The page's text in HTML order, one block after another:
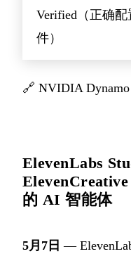
Verified（正确配
件）
🔗 NVIDIA
ElevenLabs
的 AI 智能体
5月7日 —